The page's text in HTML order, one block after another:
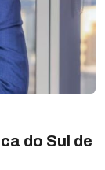
do Sul de